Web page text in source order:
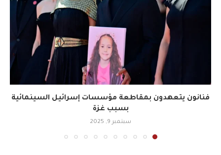
فنانون يتعهدون بمقاطعة مؤسسات إسرائيل السينمائية
بسبب غزة
سبتمبر 9, 2025